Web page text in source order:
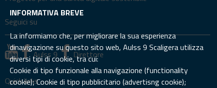
Seguici su
Aulss 9 Direttore
Quick links
INFORMATIVA BREVE
La informiamo che, per migliorare la sua esperienza
dinavigazione su questo sito web, Aulss 9 Scaligera utilizza
diversi tipi di cookie, tra cui:
Cookie di tipo funzionale alla navigazione (functionality
cookie); Cookie di tipo pubblicitario (advertisng cookie);